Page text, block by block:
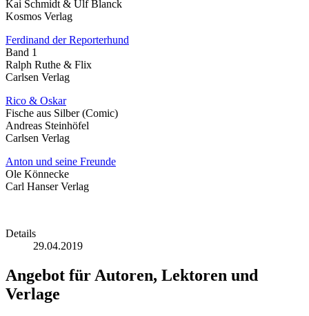
Kai Schmidt & Ulf Blanck
Kosmos Verlag
Ferdinand der Reporterhund
Band 1
Ralph Ruthe & Flix
Carlsen Verlag
Rico & Oskar
Fische aus Silber (Comic)
Andreas Steinhöfel
Carlsen Verlag
Anton und seine Freunde
Ole Könnecke
Carl Hanser Verlag
Details
29.04.2019
Angebot für Autoren, Lektoren und
Verlage